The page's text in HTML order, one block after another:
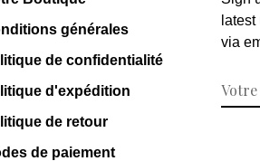
générales
de confidentialité
d'expédition
de retour
de paiement
via